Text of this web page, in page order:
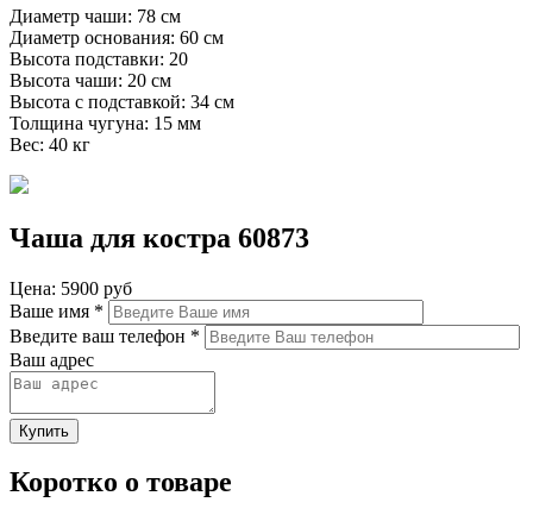
Диаметр чаши: 78 см
Диаметр основания: 60 см
Высота подставки: 20
Высота чаши: 20 см
Высота с подставкой: 34 см
Толщина чугуна: 15 мм
Вес: 40 кг
Чаша для костра 60873
Цена: 5900 руб
Ваше имя *
Введите ваш телефон *
Ваш адрес
Коротко о товаре